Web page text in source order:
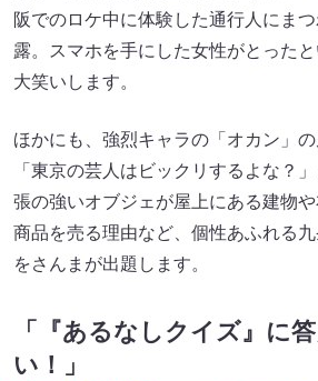
阪でのロケ中に体験した通行人にま
露。スマホを手にした女性がとった
大笑いします。
ほかにも、強烈キャラの「オカン」
「東京の芸人はビックリするよな？
張の強いオブジェが屋上にある建物
商品を売る理由など、個性あふれる
をさんまが出題します。
「『あるなしクイズ』に
い！」